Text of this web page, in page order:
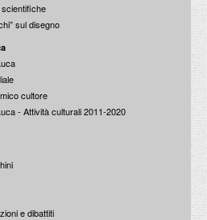
sul disegno
cultore
- Attività culturali 2011-2020
e dibattiti